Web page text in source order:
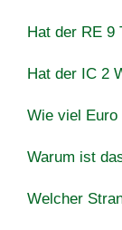
Hat der RE 9
Hat der IC 2
Wie viel Euro
Warum ist
Welcher